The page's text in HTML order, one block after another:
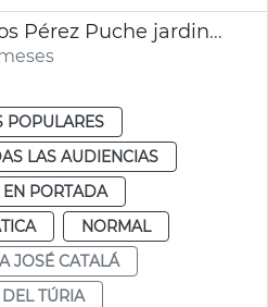
Presentación libros Pérez Puche jardines València
POPULARES
LAS AUDIENCIAS
EN PORTADA
NORMAL
JOSÉ CATALÁ
TÚRIA